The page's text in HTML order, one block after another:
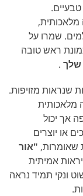
שמרו על
ראש טובה
שלך .
שנראות מזויפות.
מלאכותית
אך יכול
או יוצרים
שאומרות, "אור
אמיתית
ונקי תמיד נראה